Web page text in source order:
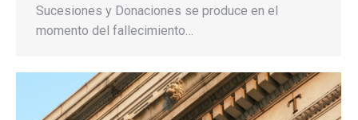
Sucesiones y Donaciones se produce en el
momento del fallecimiento…